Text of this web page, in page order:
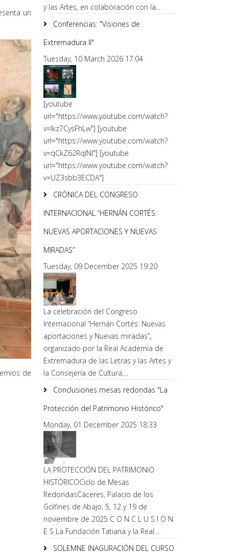
un
de
y las Artes, en colaboración con la...
Conferencias: "Visiones de
Extremadura II"
Tuesday, 10 March 2026 17:04
[youtube
url="https://www.youtube.com/watch?
v=lkz7CysFhLw"] [youtube
url="https://www.youtube.com/watch?
v=qCkZ62RqlNI"] [youtube
url="https://www.youtube.com/watch?
v=UZ3sbb3ECDA"]
CRÓNICA DEL CONGRESO
INTERNACIONAL “HERNÁN CORTÉS:
NUEVAS APORTACIONES Y NUEVAS
MIRADAS”
Tuesday, 09 December 2025 19:20
La celebración del Congreso
Internacional “Hernán Cortés: Nuevas
aportaciones y Nuevas miradas”,
organizado por la Real Academia de
Extremadura de las Letras y las Artes y
la Consejería de Cultura,...
Conclusiones mesas redondas "La
Protección del Patrimonio Histórico"
Monday, 01 December 2025 18:33
LA PROTECCIÓN DEL PATRIMONIO
HISTÓRICOCiclo de Mesas
RedondasCáceres, Palacio de los
Golfines de Abajo, 5, 12 y 19 de
noviembre de 2025 C O N C L U S I O N
E S La Fundación Tatiana y la Real...
SOLEMNE INAGURACIÓN DEL CURSO